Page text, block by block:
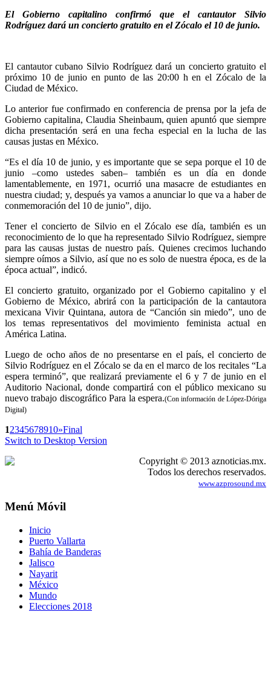
El Gobierno capitalino confirmó que el cantautor Silvio
Rodríguez dará un concierto gratuito en el Zócalo el 10 de junio.
El cantautor cubano Silvio Rodríguez dará un concierto gratuito el
próximo 10 de junio en punto de las 20:00 h en el Zócalo de la
Ciudad de México.
Lo anterior fue confirmado en conferencia de prensa por la jefa de
Gobierno capitalina, Claudia Sheinbaum, quien apuntó que siempre
dicha presentación será en una fecha especial en la lucha de las
causas justas en México.
“Es el día 10 de junio, y es importante que se sepa porque el 10 de
junio –como ustedes saben– también es un día en donde
lamentablemente, en 1971, ocurrió una masacre de estudiantes en
nuestra ciudad; y, después ya vamos a anunciar lo que va a haber de
conmemoración del 10 de junio”, dijo.
Tener el concierto de Silvio en el Zócalo ese día, también es un
reconocimiento de lo que ha representado Silvio Rodríguez, siempre
para las causas justas de nuestro país. Quienes crecimos luchando
siempre oímos a Silvio, así que no es solo de nuestra época, es de la
época actual”, indicó.
El concierto gratuito, organizado por el Gobierno capitalino y el
Gobierno de México, abrirá con la participación de la cantautora
mexicana Vivir Quintana, autora de “Canción sin miedo”, uno de
los temas representativos del movimiento feminista actual en
América Latina.
Luego de ocho años de no presentarse en el país, el concierto de
Silvio Rodríguez en el Zócalo se da en el marco de los recitales “La
espera terminó”, que realizará previamente el 6 y 7 de junio en el
Auditorio Nacional, donde compartirá con el público mexicano su
nuevo trabajo discográfico Para la espera.(Con información de López-Dóriga
Digital)
12345678910»Final
Switch to Desktop Version
Copyright © 2013 aznoticias.mx.
Todos los derechos reservados.
www.azprosound.mx
Menú Móvil
Inicio
Puerto Vallarta
Bahía de Banderas
Jalisco
Nayarit
México
Mundo
Elecciones 2018